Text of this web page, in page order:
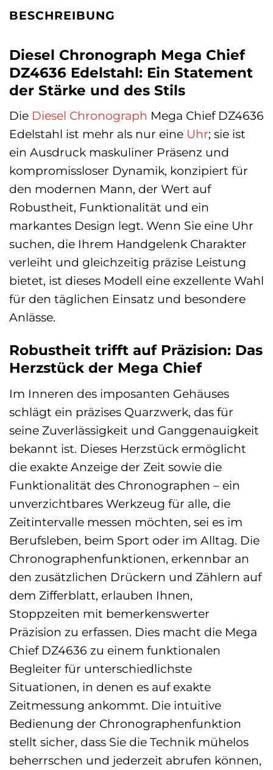
BESCHREIBUNG
Diesel Chronograph Mega Chief
DZ4636 Edelstahl: Ein Statement
der Stärke und des Stils
Die Diesel Chronograph Mega Chief DZ4636
Edelstahl ist mehr als nur eine Uhr; sie ist
ein Ausdruck maskuliner Präsenz und
kompromissloser Dynamik, konzipiert für
den modernen Mann, der Wert auf
Robustheit, Funktionalität und ein
markantes Design legt. Wenn Sie eine Uhr
suchen, die Ihrem Handgelenk Charakter
verleiht und gleichzeitig präzise Leistung
bietet, ist dieses Modell eine exzellente Wahl
für den täglichen Einsatz und besondere
Anlässe.
Robustheit trifft auf Präzision: Das
Herzstück der Mega Chief
Im Inneren des imposanten Gehäuses
schlägt ein präzises Quarzwerk, das für
seine Zuverlässigkeit und Ganggenauigkeit
bekannt ist. Dieses Herzstück ermöglicht
die exakte Anzeige der Zeit sowie die
Funktionalität des Chronographen – ein
unverzichtbares Werkzeug für alle, die
Zeitintervalle messen möchten, sei es im
Berufsleben, beim Sport oder im Alltag. Die
Chronographenfunktionen, erkennbar an
den zusätzlichen Drückern und Zählern auf
dem Zifferblatt, erlauben Ihnen,
Stoppzeiten mit bemerkenswerter
Präzision zu erfassen. Dies macht die Mega
Chief DZ4636 zu einem funktionalen
Begleiter für unterschiedlichste
Situationen, in denen es auf exakte
Zeitmessung ankommt. Die intuitive
Bedienung der Chronographenfunktion
stellt sicher, dass Sie die Technik mühelos
beherrschen und jederzeit abrufen können,